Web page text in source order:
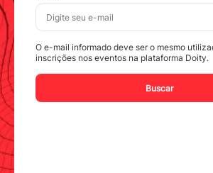
O e-mail informado deve ser o mesmo
inscrições nos eventos na plataforma Doity.
Buscar